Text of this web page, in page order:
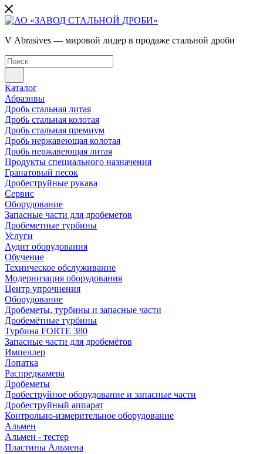
V Abrasives — мировой лидер в продаже стальной дроби
Каталог
Абразивы
Дробь стальная литая
Дробь стальная колотая
Дробь стальная премиум
Дробь нержавеющая колотая
Дробь нержавеющая литая
Продукты специального назначения
Гранатовый песок
Дробеструйные рукава
Сервис
Оборудование
Запасные части для дробеметов
Дробеметные турбины
Услуги
Аудит оборудования
Обучение
Техническое обслуживание
Модернизация оборудования
Центр упрочнения
Оборудование
Дробеметы, турбины и запасные части
Дробемётные турбины
Турбина FORTE 380
Запасные части для дробемётов
Импеллер
Лопатка
Распредкамера
Дробеметы
Дробеструйное оборудование и запасные части
Дробеструйный аппарат
Контрольно-измерительное оборудование
Альмен
Альмен - тестер
Пластины Альмена